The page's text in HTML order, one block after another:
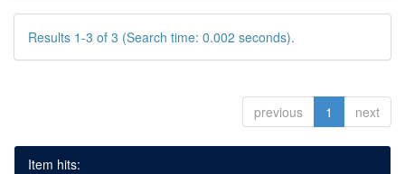
Results 1-3 of 3 (Search time: 0.002 seconds).
previous 1 next
Item hits: